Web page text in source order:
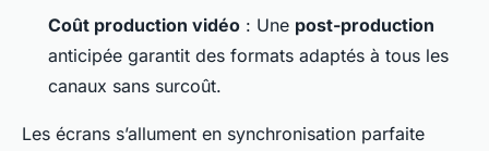
Coût production vidéo : Une post-production
anticipée garantit des formats adaptés à tous les
canaux sans surcoût.
Les écrans s’allument en synchronisation parfaite